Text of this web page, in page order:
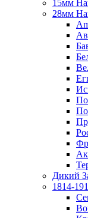
15мм
28мм
Дикий
1814-